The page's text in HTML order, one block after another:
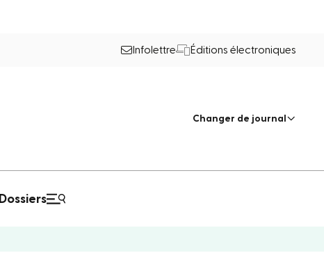
Infolettre Éditions électroniques
Changer de journal
Dossiers